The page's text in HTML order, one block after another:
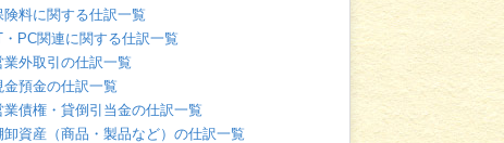
険料に関する仕訳一覧
・PC関連に関する仕訳一覧
業外取引の仕訳一覧
金預金の仕訳一覧
業債権・貸倒引当金の仕訳一覧
卸資産（商品・製品など）の仕訳一覧